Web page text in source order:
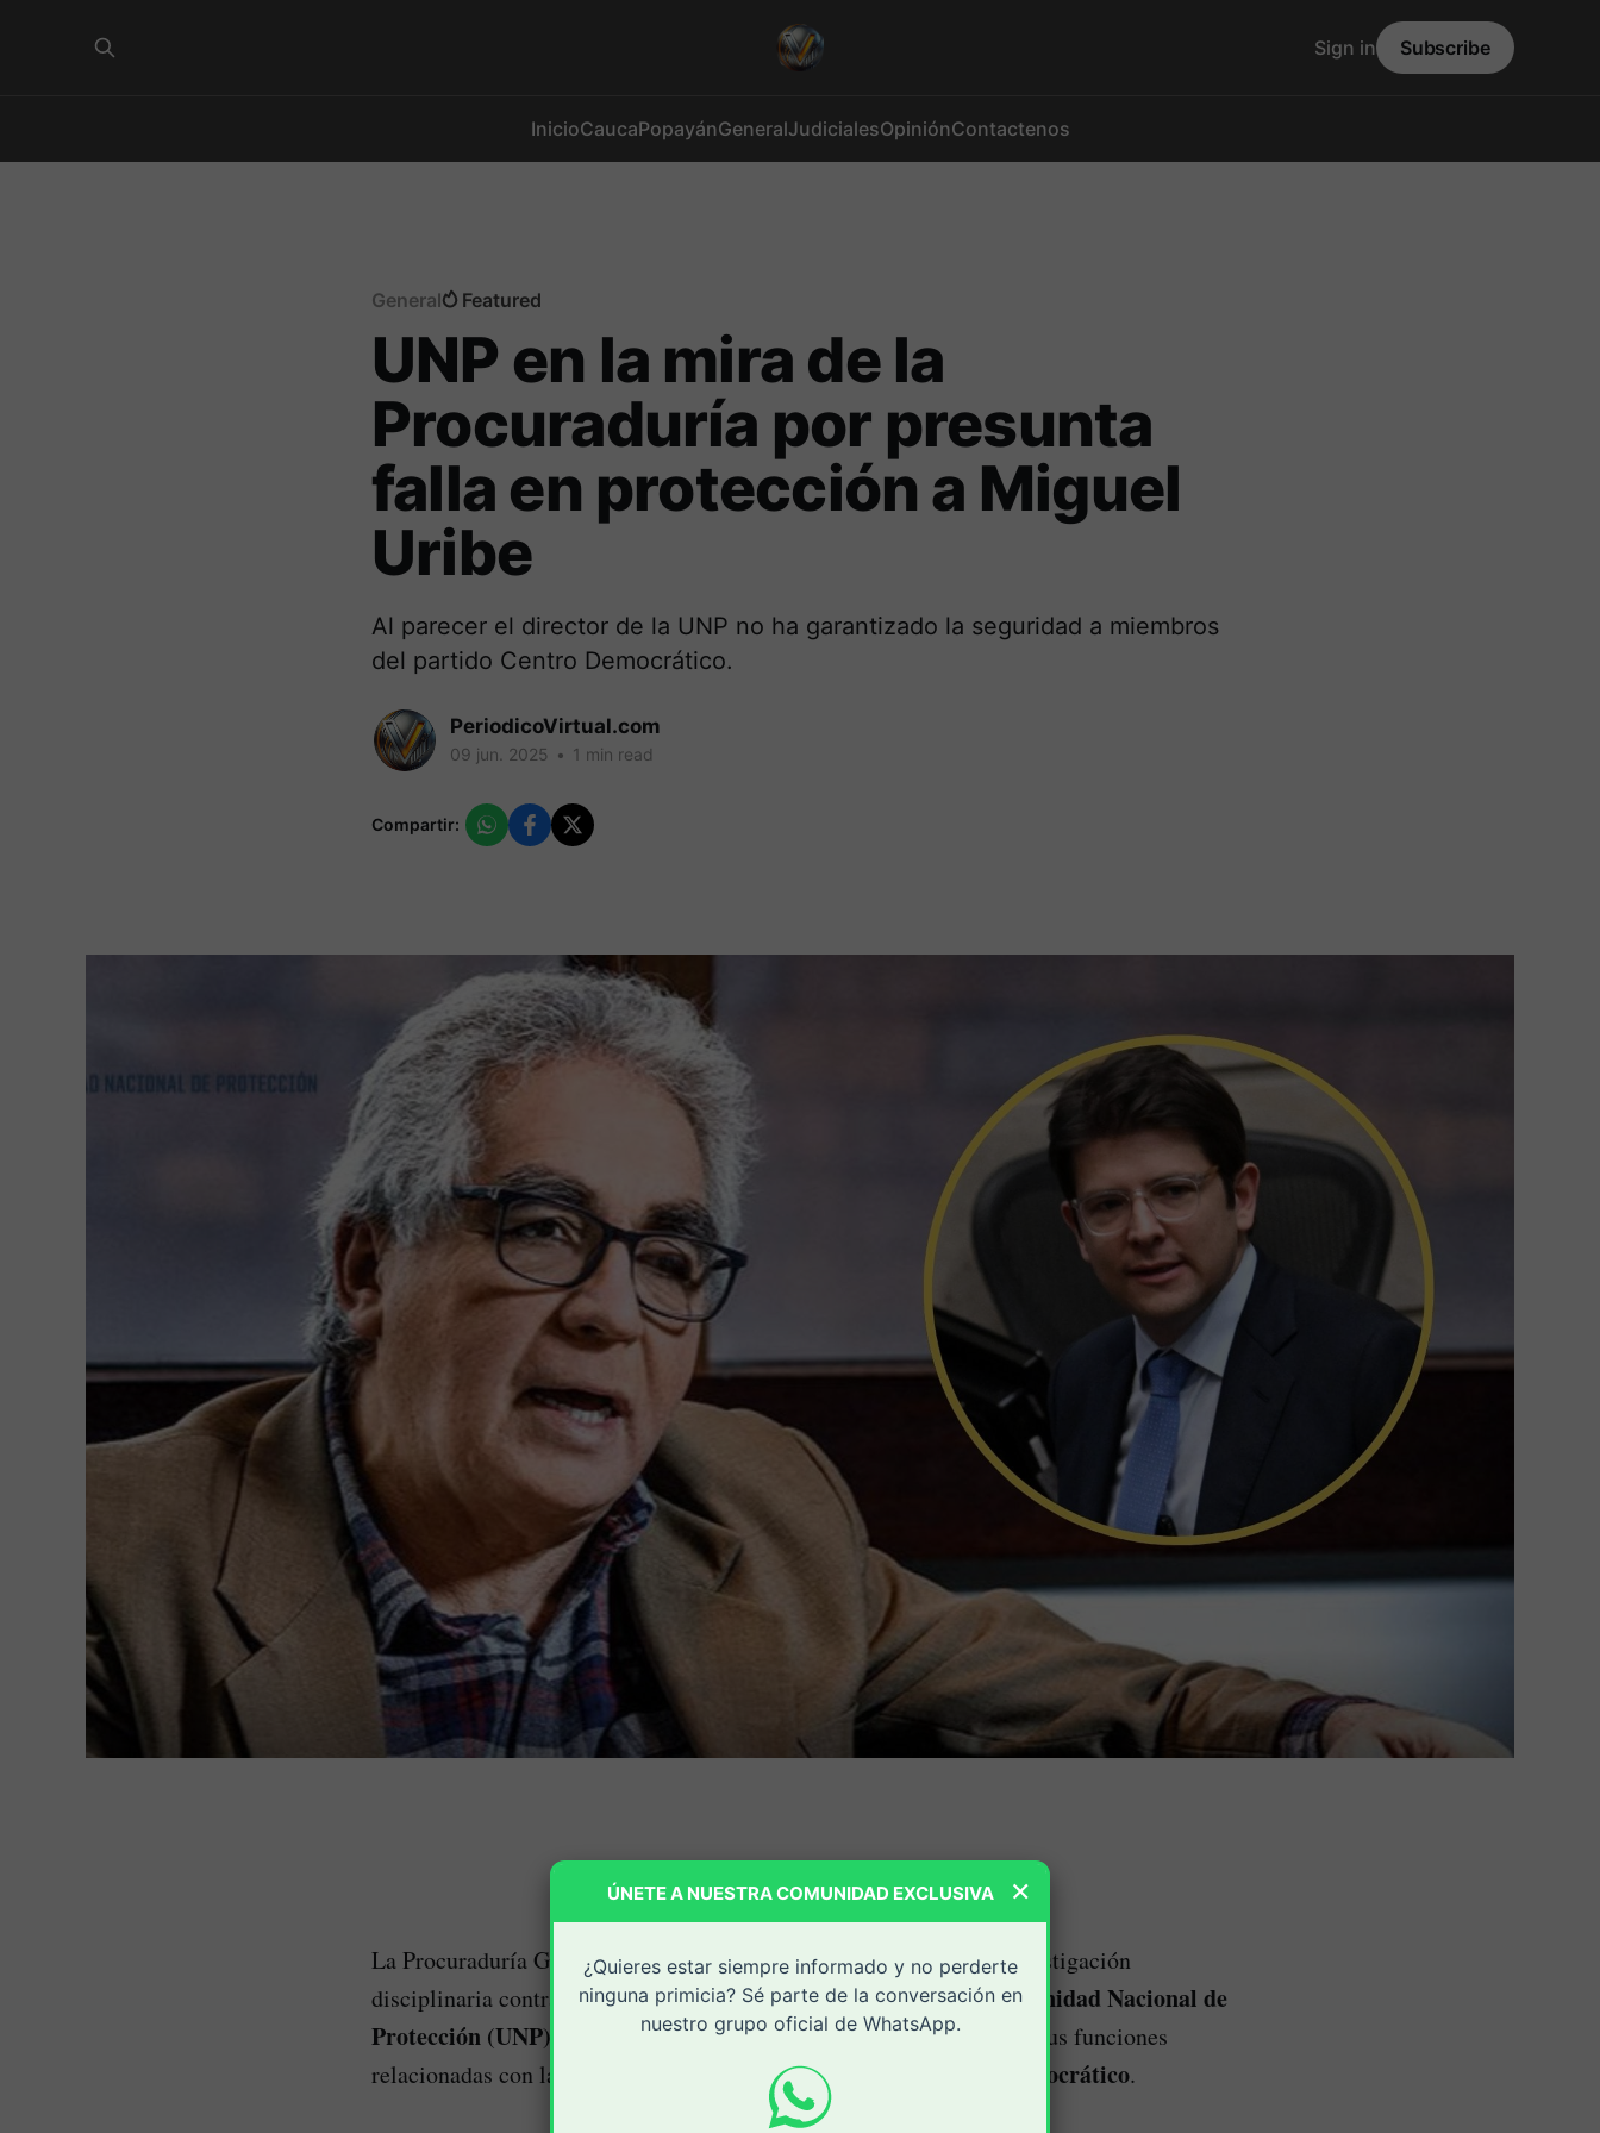
InicioCaucaPopayánGeneralJudicialesOpiniónContactenos
Sign in Subscribe
General Featured
UNP en la mira de la
Procuraduría por presunta
falla en protección a Miguel
Uribe
Al parecer el director de la UNP no ha garantizado la seguridad a miembros
del partido Centro Democrático.
PeriodicoVirtual.com
09 jun. 2025 • 1 min read
Compartir:
La Procuraduría General de la Nación anunció la apertura de una investigación
disciplinaria contra
Augusto Rodríguez Ballesteros, director de la
Unidad Nacional de
Protección (UNP) , por una presunta omisión en el cumplimiento de sus funciones
relacionadas con la protección de miembros del
partido Centro Democrático.
×
ÚNETE A NUESTRA COMUNIDAD EXCLUSIVA
¿Quieres estar siempre informado y no perderte
ninguna primicia? Sé parte de la conversación en
nuestro grupo oficial de WhatsApp.